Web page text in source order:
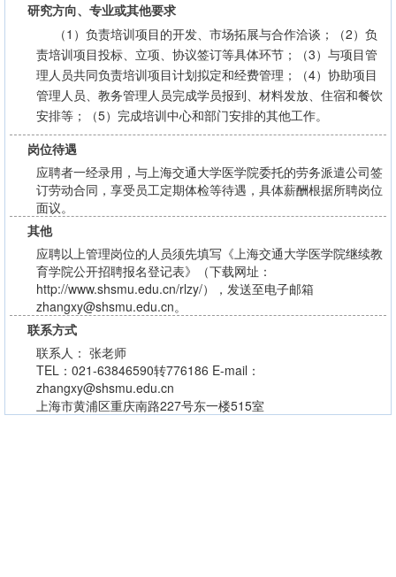
研究方向、专业或其他要求
（1）负责培训项目的开发、市场拓展与合作洽谈；（2）负
责培训项目投标、立项、协议签订等具体环节；（3）与项目管
理人员共同负责培训项目计划拟定和经费管理；（4）协助项目
管理人员、教务管理人员完成学员报到、材料发放、住宿和餐饮
安排等；（5）完成培训中心和部门安排的其他工作。
岗位待遇
应聘者一经录用，与上海交通大学医学院委托的劳务派遣公司签
订劳动合同，享受员工定期体检等待遇，具体薪酬根据所聘岗位
面议。
其他
应聘以上管理岗位的人员须先填写《上海交通大学医学院继续教
育学院公开招聘报名登记表》（下载网址：
http://www.shsmu.edu.cn/rlzy/），发送至电子邮箱
zhangxy@shsmu.edu.cn。
联系方式
联系人： 张老师
TEL：021-63846590转776186 E-mail：
zhangxy@shsmu.edu.cn
上海市黄浦区重庆南路227号东一楼515室